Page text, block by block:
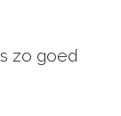
zo goed